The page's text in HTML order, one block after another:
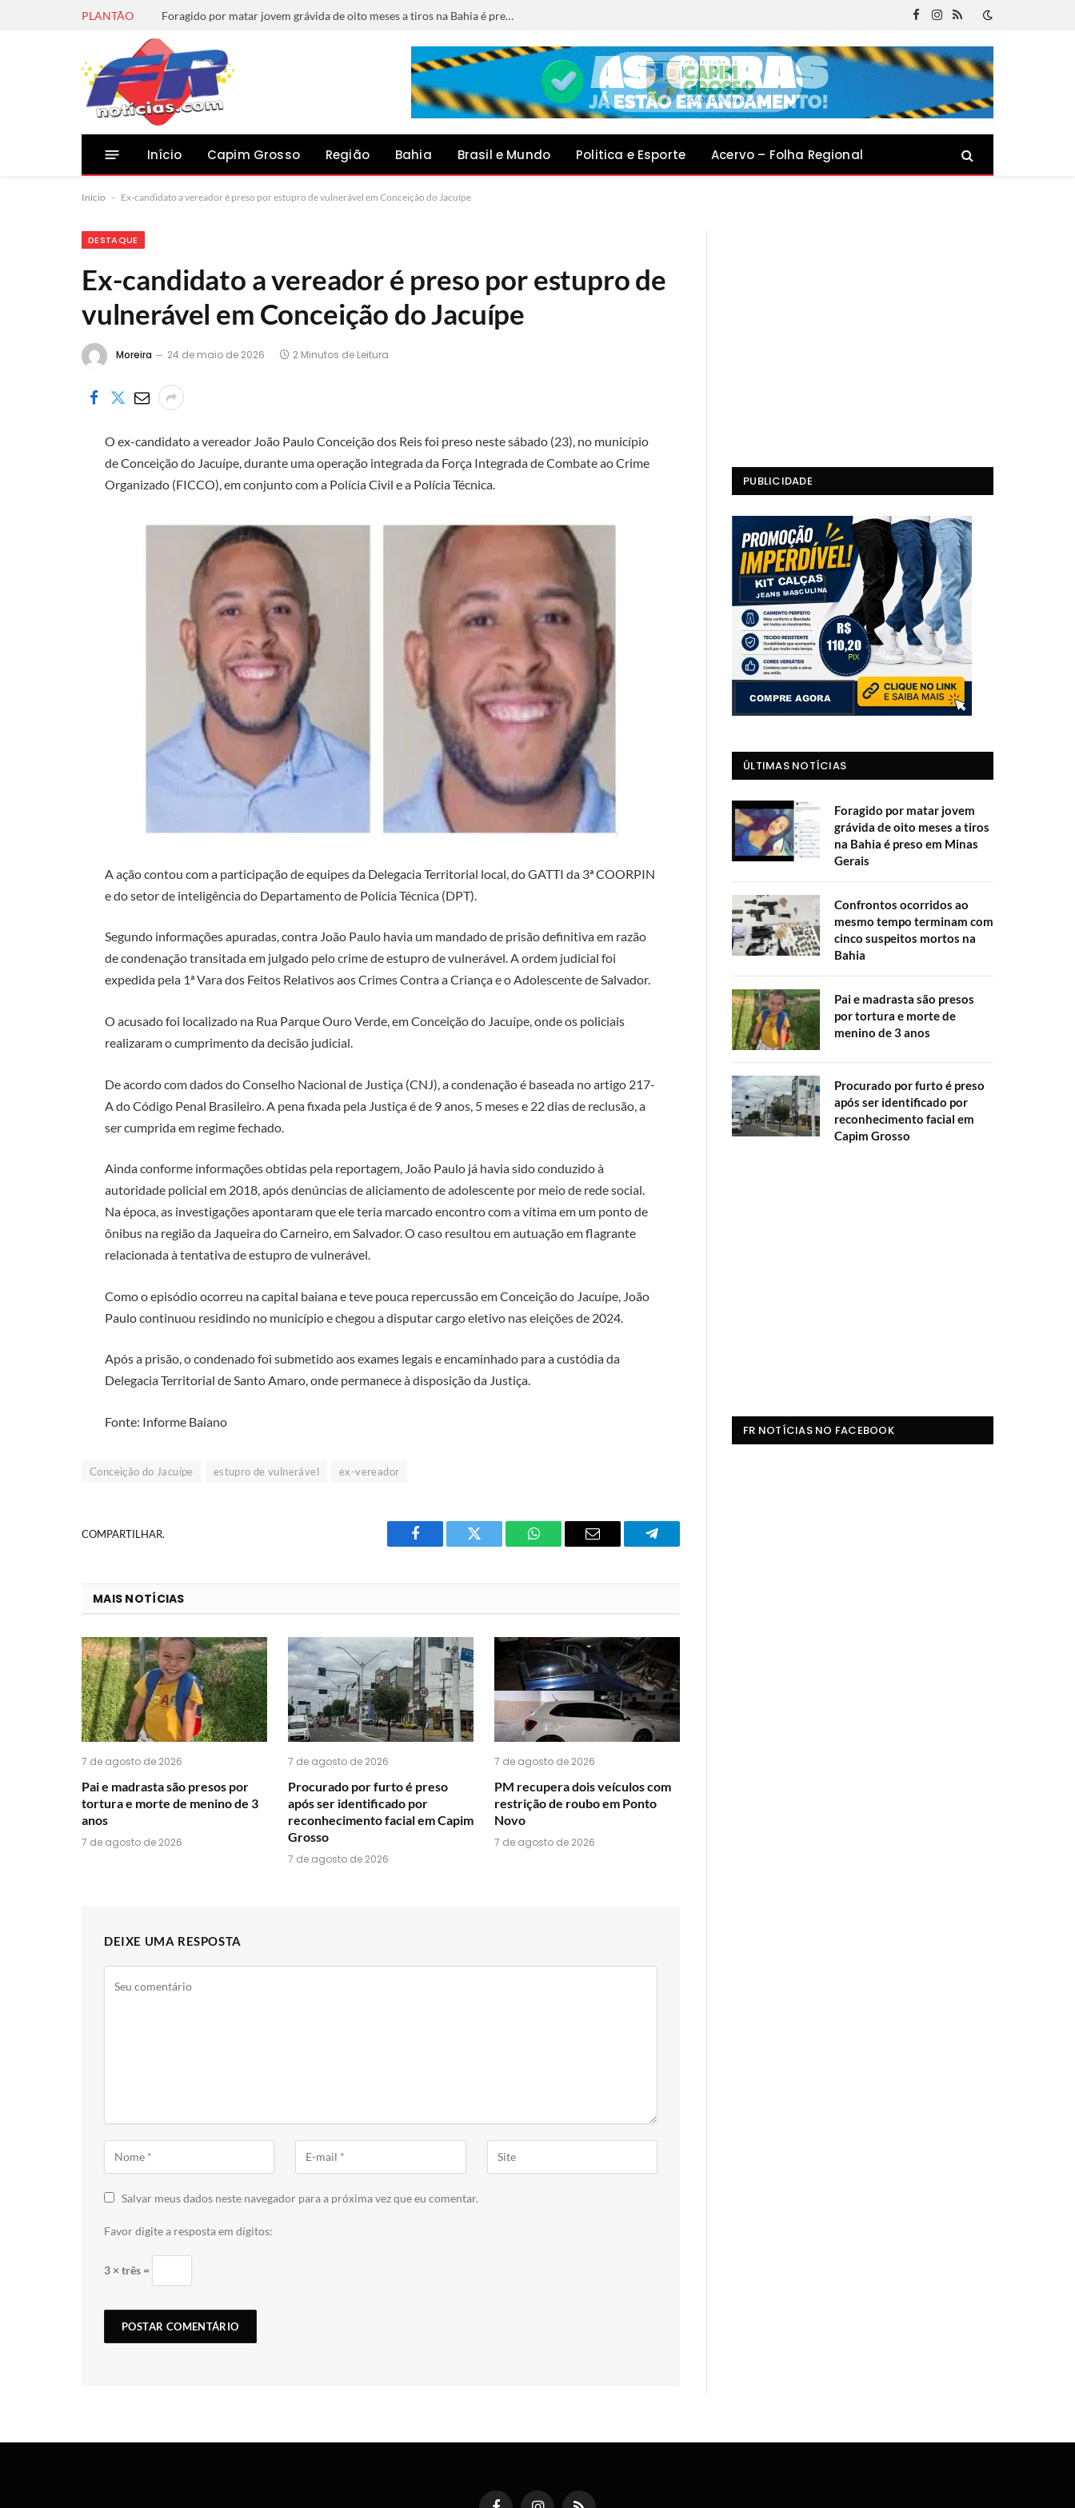
PLANTÃO Foragido por matar jovem grávida de oito meses a tiros na Bahia é preso em Minas Gerais
Facebook
Instagram
RSS
Início Capim Grosso Região Bahia Brasil e Mundo Politica e Esporte Acervo – Folha Regional
Início - Ex-candidato a vereador é preso por estupro de vulnerável em Conceição do Jacuípe
DESTAQUE
Ex-candidato a vereador é preso por estupro de
vulnerável em Conceição do Jacuípe
Moreira 24 de maio de 2026 2 Minutos de Leitura
O ex-candidato a vereador João Paulo Conceição dos Reis foi preso neste sábado (23), no município
de Conceição do Jacuípe, durante uma operação integrada da Força Integrada de Combate ao Crime
Organizado (FICCO), em conjunto com a Polícia Civil e a Polícia Técnica.
A ação contou com a participação de equipes da Delegacia Territorial local, do GATTI da 3ª COORPIN
e do setor de inteligência do Departamento de Polícia Técnica (DPT).
Segundo informações apuradas, contra João Paulo havia um mandado de prisão definitiva em razão
de condenação transitada em julgado pelo crime de estupro de vulnerável. A ordem judicial foi
expedida pela 1ª Vara dos Feitos Relativos aos Crimes Contra a Criança e o Adolescente de Salvador.
O acusado foi localizado na Rua Parque Ouro Verde, em Conceição do Jacuípe, onde os policiais
realizaram o cumprimento da decisão judicial.
De acordo com dados do Conselho Nacional de Justiça (CNJ), a condenação é baseada no artigo 217-
A do Código Penal Brasileiro. A pena fixada pela Justiça é de 9 anos, 5 meses e 22 dias de reclusão, a
ser cumprida em regime fechado.
Ainda conforme informações obtidas pela reportagem, João Paulo já havia sido conduzido à
autoridade policial em 2018, após denúncias de aliciamento de adolescente por meio de rede social.
Na época, as investigações apontaram que ele teria marcado encontro com a vítima em um ponto de
ônibus na região da Jaqueira do Carneiro, em Salvador. O caso resultou em autuação em flagrante
relacionada à tentativa de estupro de vulnerável.
Como o episódio ocorreu na capital baiana e teve pouca repercussão em Conceição do Jacuípe, João
Paulo continuou residindo no município e chegou a disputar cargo eletivo nas eleições de 2024.
Após a prisão, o condenado foi submetido aos exames legais e encaminhado para a custódia da
Delegacia Territorial de Santo Amaro, onde permanece à disposição da Justiça.
Fonte: Informe Baiano
Conceição do Jacuípe estupro de vulnerável ex-vereador
COMPARTILHAR.
Facebook Twitter
O
do
WhatsApp?
E-
Telegrama
MAIS NOTÍCIAS
7 de agosto de 2026
Pai e madrasta são presos por
tortura e morte de menino de 3
anos
7 de agosto de 2026
7 de agosto de 2026
Procurado por furto é preso
após ser identificado por
reconhecimento facial em Capim
Grosso
7 de agosto de 2026
7 de agosto de 2026
PM recupera dois veículos com
restrição de roubo em Ponto
Novo
7 de agosto de 2026
DEIXE UMA RESPOSTA
Salvar meus dados neste navegador para a próxima vez que eu comentar.
Favor digite a resposta em dígitos:
3 × três =
PUBLICIDADE
ÚLTIMAS NOTÍCIAS
Foragido por matar jovem
grávida de oito meses a tiros
na Bahia é preso em Minas
Gerais
Confrontos ocorridos ao
mesmo tempo terminam com
cinco suspeitos mortos na
Bahia
Pai e madrasta são presos
por tortura e morte de
menino de 3 anos
Procurado por furto é preso
após ser identificado por
reconhecimento facial em
Capim Grosso
FR NOTÍCIAS NO FACEBOOK